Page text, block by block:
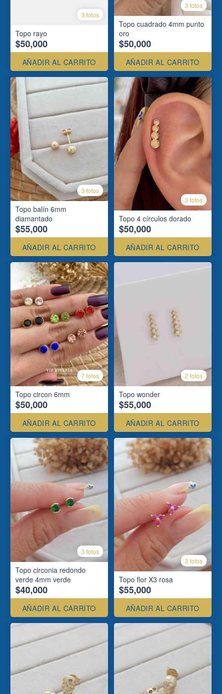
3 fotos
Topo rayo
$50,000
AÑADIR AL CARRITO
3 fotos
Topo cuadrado 4mm punto
oro
$50,000
AÑADIR AL CARRITO
3 fotos
Topo balín 6mm
diamantado
$55,000
AÑADIR AL CARRITO
3 fotos
Topo 4 círculos dorado
$50,000
AÑADIR AL CARRITO
7 fotos
Topo circon 6mm
$50,000
AÑADIR AL CARRITO
2 fotos
Topo wonder
$55,000
AÑADIR AL CARRITO
3 fotos
Topo circonia redondo
verde 4mm verde
$40,000
AÑADIR AL CARRITO
3 fotos
Topo flor X3 rosa
$55,000
AÑADIR AL CARRITO